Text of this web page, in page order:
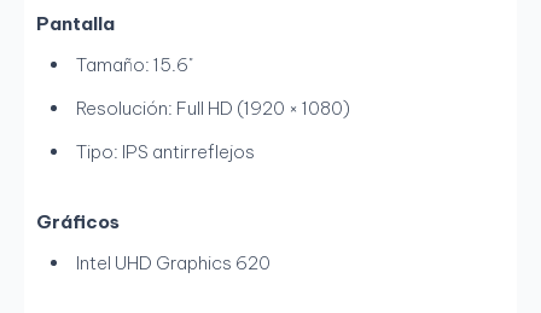
Pantalla
Tamaño: 15.6"
Resolución: Full HD (1920 × 1080)
Tipo: IPS antirreflejos
Gráficos
Intel UHD Graphics 620